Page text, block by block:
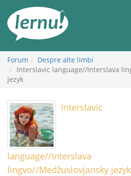
conținut
Forum
Despre alte limbi
Interslavic language//Interslava
jezyk
Interslavic
language//Interslava
lingvo//Medžuslovjansky jezyk